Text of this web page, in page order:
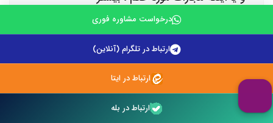
از مجازات قانونی باشد . درباره یک فرد
، به اتهام واحد ، احکام متفاوتی از
دادگاه صادر شود . مشخص شود که
مبنای حکم دادگاه ، ارائه اسناد جعلی
و یا شهادت دروغ بوده است . دو نفر
به علت انتساب جرمی محکوم شده
باشند ؛ به نحوی که از تعارض دو حکم
، بی گناهی یکی از آنها ، احراز گردد .
درخواست مشاوره فوری
ارتباط در تلگرام (آنلاین)
ارتباط در ایتا
ارتباط در بله